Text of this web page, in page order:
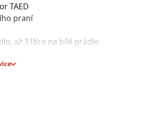
TAED
praní
až 3 lžíce na bílé prádlo
povrchů v domácnosti
spojencem v boji proti nečistotám
vždy čisté a svěží prostředí bez